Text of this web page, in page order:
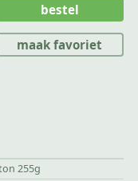
255g
bestel
maak favoriet